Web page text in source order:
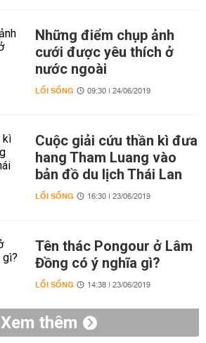
Những điểm chụp ảnh
cưới được yêu thích ở
nước ngoài
LỐI SỐNG 09:30 | 24/06/2019
Cuộc giải cứu thần kì đưa
hang Tham Luang vào
bản đồ du lịch Thái Lan
LỐI SỐNG 16:30 | 23/06/2019
Tên thác Pongour ở Lâm
Đồng có ý nghĩa gì?
LỐI SỐNG 14:38 | 23/06/2019
Xem thêm